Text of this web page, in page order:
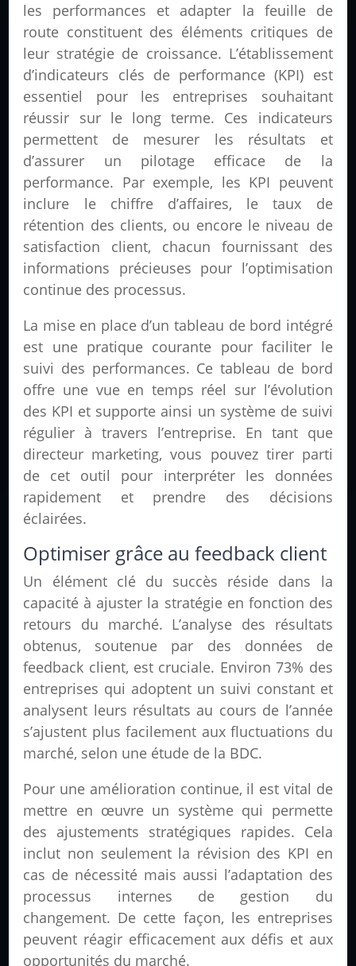
les performances et adapter la feuille de
route constituent des éléments critiques de
leur stratégie de croissance. L’établissement
d’indicateurs clés de performance (KPI) est
essentiel pour les entreprises souhaitant
réussir sur le long terme. Ces indicateurs
permettent de mesurer les résultats et
d’assurer un pilotage efficace de la
performance. Par exemple, les KPI peuvent
inclure le chiffre d’affaires, le taux de
rétention des clients, ou encore le niveau de
satisfaction client, chacun fournissant des
informations précieuses pour l’optimisation
continue des processus.
La mise en place d’un tableau de bord intégré
est une pratique courante pour faciliter le
suivi des performances. Ce tableau de bord
offre une vue en temps réel sur l’évolution
des KPI et supporte ainsi un système de suivi
régulier à travers l’entreprise. En tant que
directeur marketing, vous pouvez tirer parti
de cet outil pour interpréter les données
rapidement et prendre des décisions
éclairées.
Optimiser grâce au feedback client
Un élément clé du succès réside dans la
capacité à ajuster la stratégie en fonction des
retours du marché. L’analyse des résultats
obtenus, soutenue par des données de
feedback client, est cruciale. Environ 73% des
entreprises qui adoptent un suivi constant et
analysent leurs résultats au cours de l’année
s’ajustent plus facilement aux fluctuations du
marché, selon une étude de la BDC.
Pour une amélioration continue, il est vital de
mettre en œuvre un système qui permette
des ajustements stratégiques rapides. Cela
inclut non seulement la révision des KPI en
cas de nécessité mais aussi l’adaptation des
processus internes de gestion du
changement. De cette façon, les entreprises
peuvent réagir efficacement aux défis et aux
opportunités du marché.